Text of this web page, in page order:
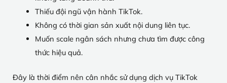
Thiếu đội ngũ vận hành TikTok.
Không có thời gian sản xuất nội dung liên tục.
Muốn scale ngân sách nhưng chưa tìm được công
thức hiệu quả.
Đây là thời điểm nên cân nhắc sử dụng dịch vụ TikTok